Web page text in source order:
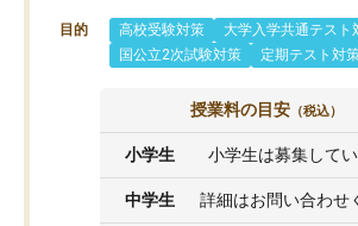
目的 高校受験対策
大学入学共通テスト
国公立2次試験対策
定期テスト対
授業料の目安 （税込）
小学生 小学生は募集して
中学生 詳細はお問い合わせ